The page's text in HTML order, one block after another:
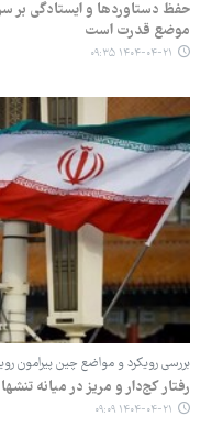
حفظ دستاوردها و ایستادگی
موضع قدرت است
۱۴۰۴-۰۴-۲۱ ۰۹:۳۵
بررسی رویکرد و مواضع چین پیرامون
رفتار کج‌دار و مریز در میانه تنشها
۱۴۰۴-۰۴-۲۱ ۰۹:۰۹